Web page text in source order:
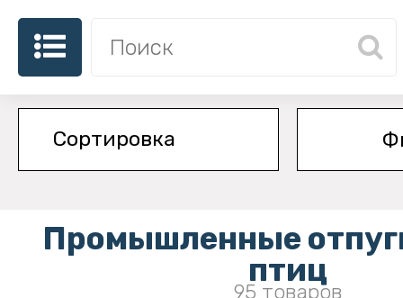
Промышленные
птиц
95 товаров